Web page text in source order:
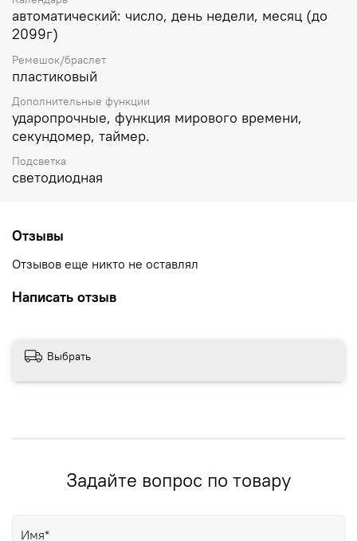
автоматический: число, день недели, месяц (до
2099г)
Ремешок/браслет
пластиковый
Дополнительные функции
ударопрочные, функция мирового времени,
секундомер, таймер.
Подсветка
светодиодная
Отзывы
Отзывов еще никто не оставлял
Написать отзыв
Выбрать
Задайте вопрос по товару